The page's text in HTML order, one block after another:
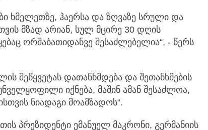
ხმელეთზე, ჰაერსა და ზღვაზე სრული და
მზად არიან, სულ მცირე 30 დღის
ორშაბათიდანვე შესაძლებელია“, - წერს
შეწყვეტას დათანხმდება და შეთანხმების
იქნება, მაშინ ამან შესაძლოა,
ნიადაგი მოამზადოს“.
პრეზიდენტი ემანუელ მაკრონი, გერმანიის